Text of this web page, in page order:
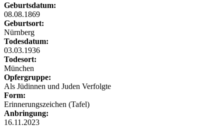
Geburtsdatum:
08.08.1869
Geburtsort:
Nürnberg
Todesdatum:
03.03.1936
Todesort:
München
Opfergruppe:
Als Jüdinnen und Juden Verfolgte
Form:
Erinnerungszeichen (Tafel)
Anbringung:
16.11.2023